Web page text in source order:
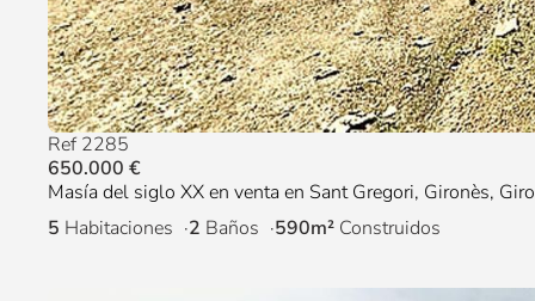
Ref 2285
650.000 €
Masía del siglo XX en venta en Sant Gregori, Gironès,
5 Habitaciones 2 Baños 590m² Construidos